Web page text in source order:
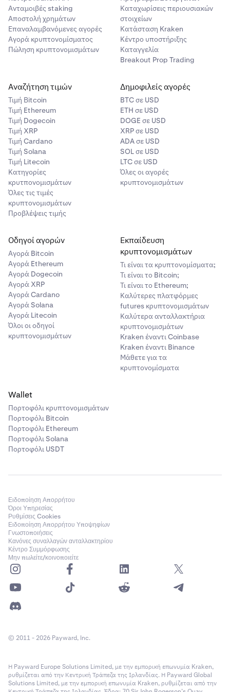
κερδών για το άνοιγμα νέων θέσεων.
Spot Margin
Παράγωγα Multi-M
Σημείωση: Μπορείτε να επιστρέψετε στα τρέχοντα
ξεχωριστά πορτοφόλια Spot και Παραγώγων μετά την
ενεργοποίηση.
•
Κατά την ενεργοποίηση του Ενοποιημένου
Πορτοφολιού, όλα τα υπόλοιπα από το
Παραγώγων
σας μετακινούνται στο
πορτοφόλι
•
Για να επιστρέψετε σε ξεχωριστά πορτοφόλια, πρέπει
πρώτα να κλείσετε όλες τις θέσεις και τις εντολές
Παραγώγων. Κανένα υπόλοιπο δεν μετακινείται
• Τα υπόλοιπα Παραγώγων Coin-Mδεν
περιλαμβάνονται
στο Ενοποιημένο Πορτοφόλι και
πρέπει να διαχειρίζονται ξεχωριστά.
EUR
100%
ETH
99%
Για να μάθετε περισσότερα σχετικά με την αναλογία αξίας
εξασφάλισης διαφορετικών περιουσιακών στοιχείων,
επισκεφθείτε
Σημειώσεις
τις συνθήκες της αγοράς. Η Kraken θα ειδοποιήσει τους
χρήστες εκ των προτέρων.
— Οποιοδήποτε υπόλοιπο περιουσιακού στοιχείου στη
λίστα εξασφαλίσεων θα χρησιμοποιηθεί για τον
υπολογισμό του συνολικού κεφαλαίου του λογαριασμού.
Παράδειγμα
Υποθέτοντας ότι ο Trader A διαθέτει αυτήν τη στιγμή
1.000 USD, 1.000 EUR και 0,1 BTC στο Ενοποιημένο
USD
1
100%
1.000 x 1 x 100% = 1.000 USD
1,11 USD
100%
1.000 x 1,11 x 100% = 1.110 USD
BTC
106.639,81 USD
99%
10.557,34119 ≈ 12.667,34 USD
Το συνολικό ποσό που μπορεί να χρησιμοποιηθεί ως
Ανταμοιβές staking
Αποστολή χρημάτων
Επαναλαμβανόμενες αγορές
Αγορά κρυπτονομίσματος
Πώληση κρυπτονομισμάτων
Καταχωρίσεις περιουσιακών
στοιχείων
Κατάσταση Kraken
Κέντρο υποστήριξης
Καταγγελία
Breakout Prop Trading
Αναζήτηση τιμών
Τιμή Βitcoin
Τιμή Ethereum
Τιμή Dogecoin
Τιμή XRP
Τιμή Cardano
Τιμή Solana
Τιμή Litecoin
Κατηγορίες
κρυτπονομισμάτων
Όλες τις τιμές
κρυπτονομισμάτων
Προβλέψεις τιμής
Δημοφιλείς αγορές
BTC σε USD
ETH σε USD
DOGE σε USD
XRP σε USD
ADA σε USD
SOL σε USD
LTC σε USD
Όλες οι αγορές
κρυπτονομισμάτων
Οδηγοί αγορών
Αγορά Bitcoin
Αγορά Ethereum
Αγορά Dogecoin
Αγορά XRP
Αγορά Cardano
Αγορά Solana
Αγορά Litecoin
Όλοι οι οδηγοί
κρυπτονομισμάτων
Εκπαίδευση
κρυπτονομισμάτων
Τι είναι τα κρυπτονομίσματα;
Τι είναι το Bitcoin;
Τι είναι το Ethereum;
Καλύτερες πλατφόρμες
futures κρυπτονομισμάτων
Καλύτερα ανταλλακτήρια
κρυπτονομισμάτων
Kraken έναντι Coinbase
Kraken έναντι Binance
Μάθετε για τα
κρυπτονομίσματα
Wallet
Πορτοφόλι κρυπτονομισμάτων
Πορτοφόλι Bitcoin
Πορτοφόλι Ethereum
Πορτοφόλι Solana
Πορτοφόλι USDT
Ειδοποίηση Απορρήτου
Όροι Υπηρεσίας
Ρυθμίσεις Cookies
Ειδοποίηση Απορρήτου Υποψηφίων
Γνωστοποιήσεις
Κανόνες συναλλαγών ανταλλακτηρίου
Κέντρο Συμμόρφωσης
Μην πωλείτε/κοινοποιείτε
© 2011 - 2026 Payward, Inc.
Η Payward Europe Solutions Limited, με την εμπορική επωνυμία Kraken,
ρυθμίζεται από την Κεντρική Τράπεζα της Ιρλανδίας. Η Payward Global
Solutions Limited, με την εμπορική επωνυμία Kraken, ρυθμίζεται από την